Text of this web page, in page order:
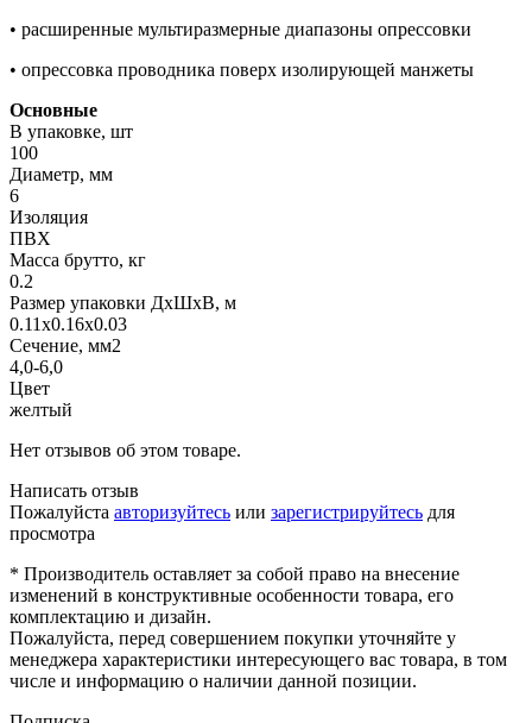
• расширенные мультиразмерные диапазоны опрессовки
• опрессовка проводника поверх изолирующей манжеты
Основные
В упаковке, шт
100
Диаметр, мм
6
Изоляция
ПВХ
Масса брутто, кг
0.2
Размер упаковки ДхШхВ, м
0.11x0.16x0.03
Сечение, мм2
4,0-6,0
Цвет
желтый
Нет отзывов об этом товаре.
Написать отзыв
Пожалуйста авторизуйтесь или зарегистрируйтесь для
просмотра
* Производитель оставляет за собой право на внесение
изменений в конструктивные особенности товара, его
комплектацию и дизайн.
Пожалуйста, перед совершением покупки уточняйте у
менеджера характеристики интересующего вас товара, в том
числе и информацию о наличии данной позиции.